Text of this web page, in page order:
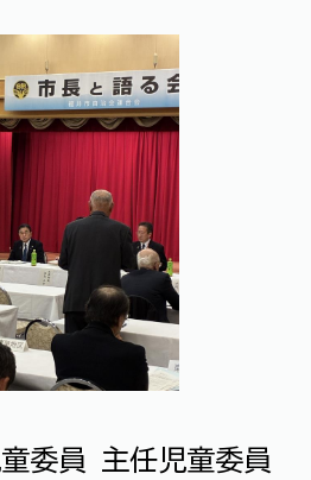
委員 主任児童委員